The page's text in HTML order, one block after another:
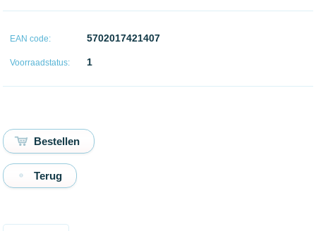
EAN code: 5702017421407
Voorraadstatus: 1
Terug